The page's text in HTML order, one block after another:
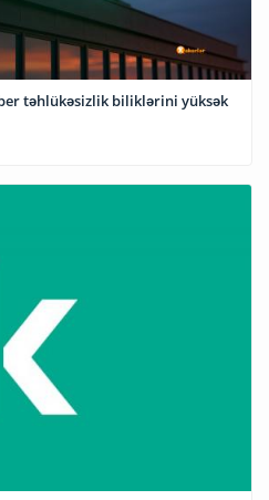
təhlükəsizlik biliklərini yüksək